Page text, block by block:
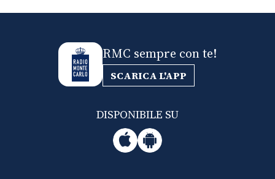
RMC sempre con te!
SCARICA L'APP
DISPONIBILE SU